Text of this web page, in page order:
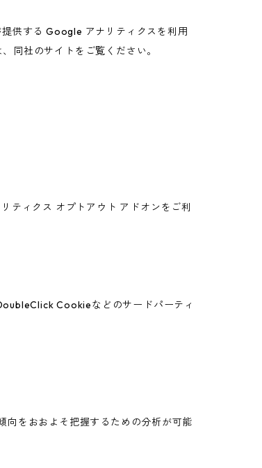
供する Google アナリティクスを利用
同社のサイトをご覧ください。
ティクス オプトアウト アドオンをご利
Cookieなどのサードパーティ
をおおよそ把握するための分析が可能